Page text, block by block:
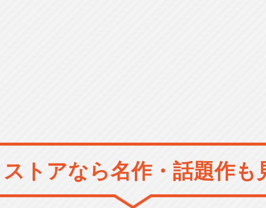
トアなら名作・話題作も